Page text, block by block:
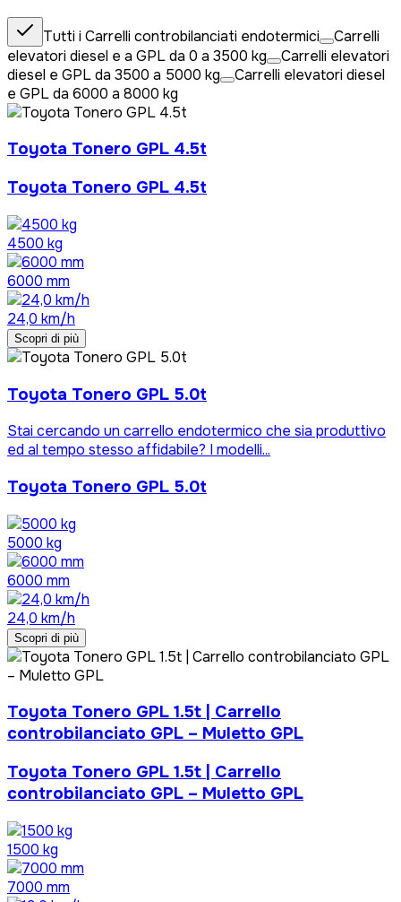
Tutti iCarrelli controbilanciati endotermici
Carrelli
elevatori diesel e a GPL da 0 a 3500 kg
Carrelli elevatori
diesel e GPL da 3500 a 5000 kg
Carrelli elevatori diesel
e GPL da 6000 a 8000 kg
Toyota Tonero GPL 4.5t
Toyota Tonero GPL 4.5t
4500 kg
6000 mm
24,0 km/h
Scopri di più
Toyota Tonero GPL 5.0t
Stai cercando un carrello endotermico che sia produttivo
ed al tempo stesso affidabile? I modelli...
Toyota Tonero GPL 5.0t
5000 kg
6000 mm
24,0 km/h
Scopri di più
Toyota Tonero GPL 1.5t | Carrello
controbilanciato GPL – Muletto GPL
Toyota Tonero GPL 1.5t | Carrello
controbilanciato GPL – Muletto GPL
1500 kg
7000 mm